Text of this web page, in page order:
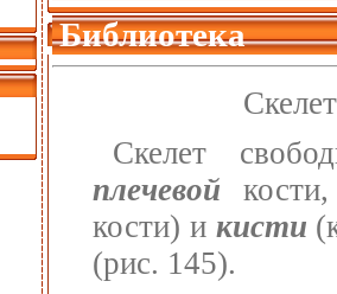
Библиотека
Скелет
плечевой
кости) и кисти
(рис. 145).